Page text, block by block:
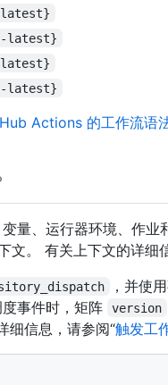
latest}
latest}
latest}
latest}
Actions 的工作流语
量、运行器环境、作业
文。 有关上下文的详细
，并使
事件时，矩阵
version
细信息，请参阅“触发工